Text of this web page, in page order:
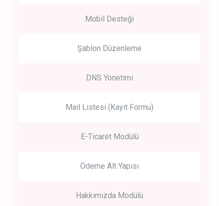
Mobil Desteği
Şablon Düzenleme
DNS Yönetimi
Mail Listesi (Kayıt Formu)
E-Ticaret Modülü
Ödeme Alt Yapısı
Hakkımızda Modülü